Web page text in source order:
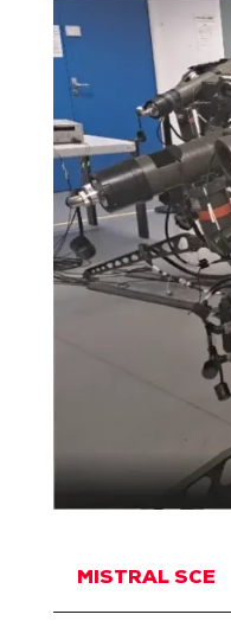
MISTRAL SCE